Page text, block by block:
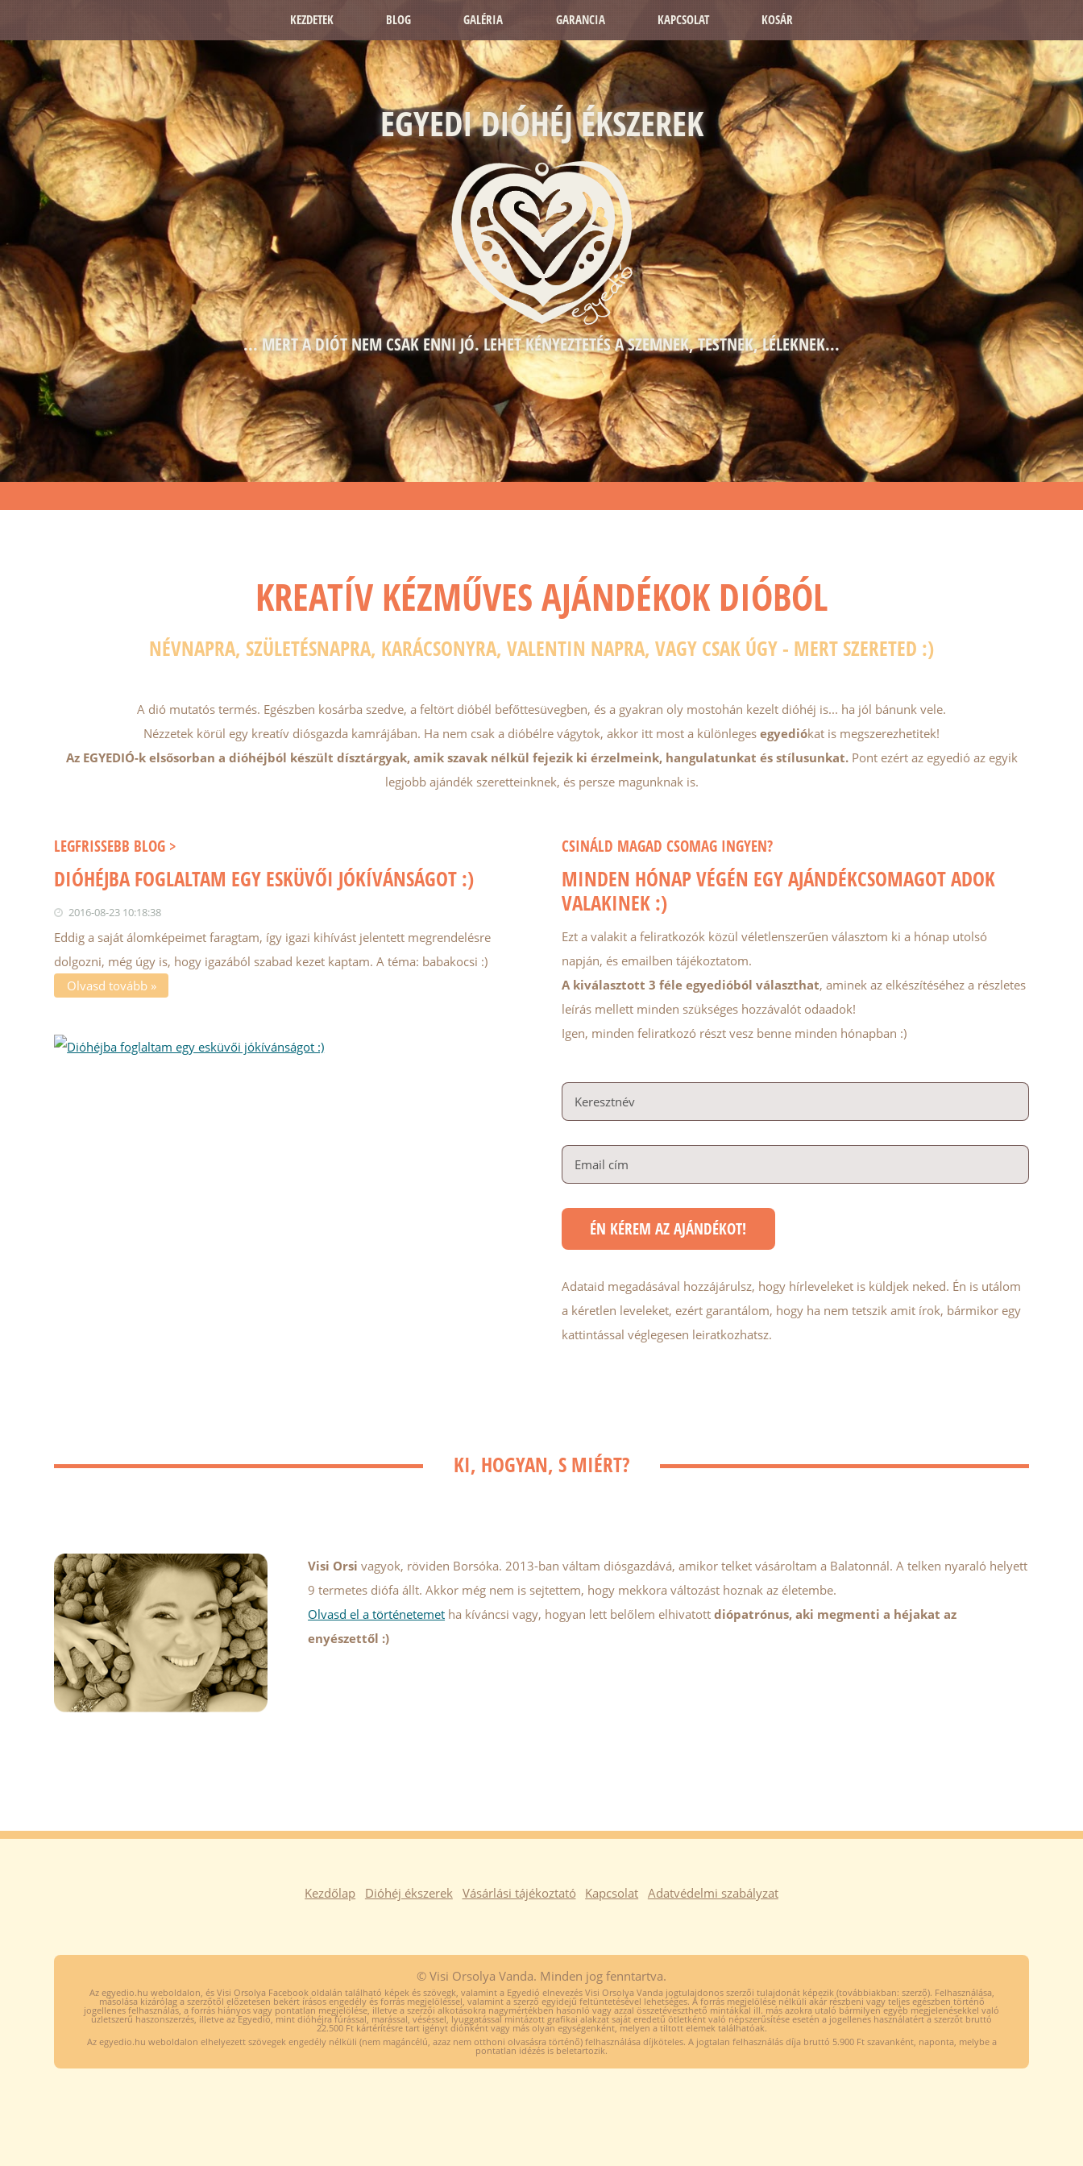
EGYEDI DIÓHÉJ ÉKSZEREK
... MERT A DIÓT NEM CSAK ENNI JÓ. LEHET KÉNYEZTETÉS A SZEMNEK, TESTNEK, LÉLEKNEK...
KREATÍV KÉZMŰVES AJÁNDÉKOK DIÓBÓL
NÉVNAPRA, SZÜLETÉSNAPRA, KARÁCSONYRA, VALENTIN NAPRA, VAGY CSAK ÚGY - MERT SZERETED :)
A dió mutatós termés. Egészben kosárba szedve, a feltört dióbél befőttesüvegben, és a gyakran oly mostohán kezelt dióhéj is... ha jól bánunk vele.
Nézzetek körül egy kreatív diósgazda kamrájában. Ha nem csak a dióbélre vágytok, akkor itt most a különleges egyediókat is megszerezhetitek!
Az EGYEDIÓ-k elsősorban a dióhéjból készült dísztárgyak, amik szavak nélkül fejezik ki érzelmeink, hangulatunkat és stílusunkat.Pont ezért az egyedió az egyik
legjobb ajándék szeretteinknek, és persze magunknak is.
LEGFRISSEBB BLOG >
DIÓHÉJBA FOGLALTAM EGY ESKÜVŐI JÓKÍVÁNSÁGOT :)
2016-08-23 10:18:38
Eddig a saját álomképeimet faragtam, így igazi kihívást jelentett megrendelésre
dolgozni, még úgy is, hogy igazából szabad kezet kaptam. A téma: babakocsi :)
Olvasd tovább »
CSINÁLD MAGAD CSOMAG INGYEN?
MINDEN HÓNAP VÉGÉN EGY AJÁNDÉKCSOMAGOT ADOK
VALAKINEK :)
Ezt a valakit a feliratkozók közül véletlenszerűen választom ki a hónap utolsó
napján, és emailben tájékoztatom.
A kiválasztott 3 féle egyedióból választhat, aminek az elkészítéséhez a részletes
leírás mellett minden szükséges hozzávalót odaadok!
Igen, minden feliratkozó részt vesz benne minden hónapban :)
Adataid megadásával hozzájárulsz, hogy hírleveleket is küldjek neked. Én is utálom
a kéretlen leveleket, ezért garantálom, hogy ha nem tetszik amit írok, bármikor egy
kattintással véglegesen leiratkozhatsz.
KI, HOGYAN, S MIÉRT?
Visi Orsi vagyok, röviden Borsóka. 2013-ban váltam diósgazdává, amikor telket vásároltam a Balatonnál. A telken nyaraló helyett
9 termetes diófa állt. Akkor még nem is sejtettem, hogy mekkora változást hoznak az életembe.
Olvasd el a történetemet ha kíváncsi vagy, hogyan lett belőlem elhivatottdiópatrónus, aki megmenti a héjakat az
enyészettől :)
Kezdőlap Dióhéj ékszerek Vásárlási tájékoztató Kapcsolat Adatvédelmi szabályzat
© Visi Orsolya Vanda. Minden jog fenntartva.
Az egyedio.hu weboldalon, és Visi Orsolya Facebook oldalán található képek és szövegk, valamint a Egyedió elnevezés Visi Orsolya Vanda jogtulajdonos szerzői tulajdonát képezik (továbbiakban: szerző). Felhasználása,
másolása kizárólag a szerzőtől előzetesen bekért írásos engedély és forrás megjelöléssel, valamint a szerző egyidejű feltüntetésével lehetséges. A forrás megjelölése nélküli akár részbeni vagy teljes egészben történő
jogellenes felhasználás, a forrás hiányos vagy pontatlan megjelölése, illetve a szerzői alkotásokra nagymértékben hasonló vagy azzal összetéveszthető mintákkal ill. más azokra utaló bármilyen egyéb megjelenésekkel való
üzletszerű haszonszerzés, illetve az Egyedió, mint dióhéjra fúrással, marással, véséssel, lyuggatással mintázott grafikai alakzat saját eredetű ötletként való népszerűsítése esetén a jogellenes használatért a szerzőt bruttó
22.500 Ft kártérítésre tart igényt diónként vagy más olyan egységenként, melyen a tiltott elemek találhatóak.
Az egyedio.hu weboldalon elhelyezett szövegek engedély nélküli (nem magáncélú, azaz nem otthoni olvasásra történő) felhasználása díjköteles. A jogtalan felhasználás díja bruttó 5.900 Ft szavanként, naponta, melybe a
pontatlan idézés is beletartozik.
KEZDETEK BLOG GALÉRIA GARANCIA KAPCSOLAT KOSÁR